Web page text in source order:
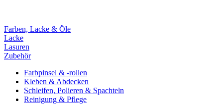
Farben, Lacke & Öle
Lacke
Lasuren
Zubehör
Farbpinsel & -rollen
Kleben & Abdecken
Schleifen, Polieren & Spachteln
Reinigung & Pflege